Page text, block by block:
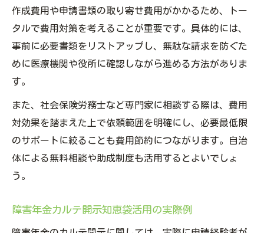
作成費用や申請書類の取り寄せ費用がかかるため、トー
タルで費用対策を考えることが重要です。具体的には、
事前に必要書類をリストアップし、無駄な請求を防ぐた
めに医療機関や役所に確認しながら進める方法がありま
す。
また、社会保険労務士など専門家に相談する際は、費用
対効果を踏まえた上で依頼範囲を明確にし、必要最低限
のサポートに絞ることも費用節約につながります。自治
体による無料相談や助成制度も活用するとよいでしょ
う。
障害年金カルテ開示知恵袋活用の実際例